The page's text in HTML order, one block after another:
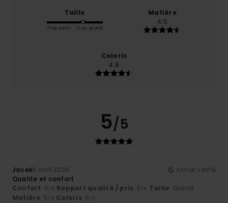
Taille
Trop petit Trop grand
Matière
4.5
Coloris
4.8
5/5
Jacek3 avril 2026
Achat vérifié
Qualite et confort
Confort: 5/5 Rapport qualité / prix: 5/5 Taille: Grand
Matière: 5/5 Coloris: 5 /5